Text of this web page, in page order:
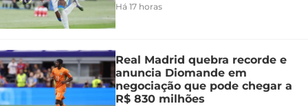
Há 17 horas
Real Madrid quebra recorde e
anuncia Diomande em
negociação que pode chegar a
R$ 830 milhões